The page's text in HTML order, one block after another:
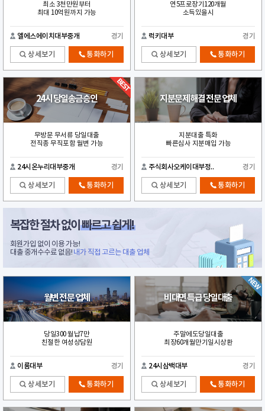
최소 3천만원부터
최대 10억원까지 가능
엘에스에이치대부중개 경기
상세보기 통화하기
연5프로장기120개월
소득있을시
럭키대부 경기
상세보기 통화하기
24시 당일송금승인
무방문 무서류 당일대출
전직종 무직포함 월변 가능
24시온누리대부중개 경기
상세보기 통화하기
지분문제 해결 전문 업체
지분대출 특화
빠른심사 지분매입 가능
주식회사오케이대부정.. 경기
상세보기 통화하기
복잡한 절차 없이빠르고 쉽게!
회원가입 없이 이용 가능!
대출 중개수수료 없음! 내가 직접 고르는 대출 업체
월변 전문 업체
당일300 월납7만
친절한 여성상담원
이룸대부 경기
상세보기 통화하기
비대면 특급 당일대출
주말에도당일대출
최장60개월만기일시상환
24시삼백대부 경기
상세보기 통화하기